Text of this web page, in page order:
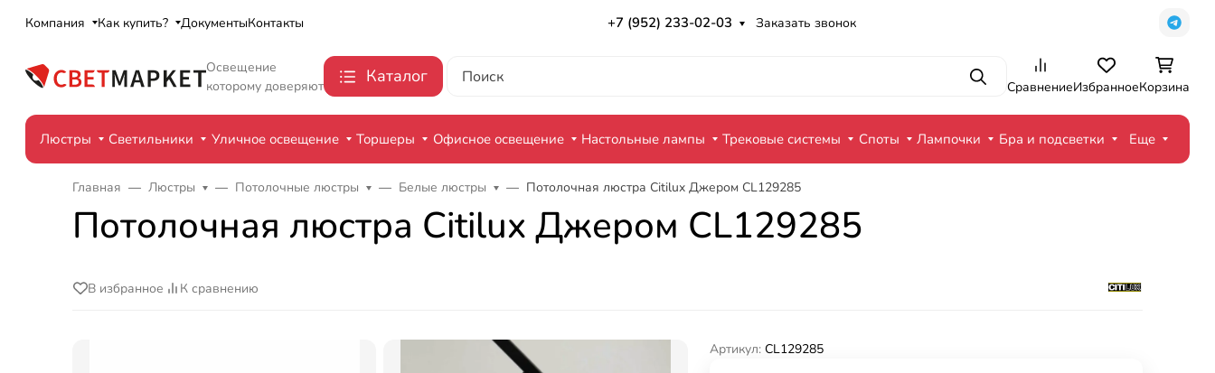
Компания Как купить? ДокументыКонтакты +7 (952) 233-02-03 Заказать звонок
Освещение
которому доверяют
Каталог ПоискСравнениеИзбранноеКорзина
Люстры Светильники Уличное освещение Торшеры Офисное освещение Настольные лампы Трековые системы Споты Лампочки Бра и подсветки Еще
Главная Люстры Потолочные люстры Белые люстры Потолочная люстра Citilux Джером CL129285
Потолочная люстра Citilux Джером CL129285
В избранное К сравнению
Артикул: CL129285